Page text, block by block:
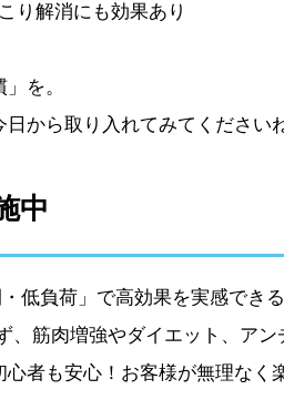
り解消にも効果あり
を。
から取り入れてみてください
中
低負荷」で高効果を実感でき
筋肉増強やダイエット、アン
者も安心！お客様が無理なく